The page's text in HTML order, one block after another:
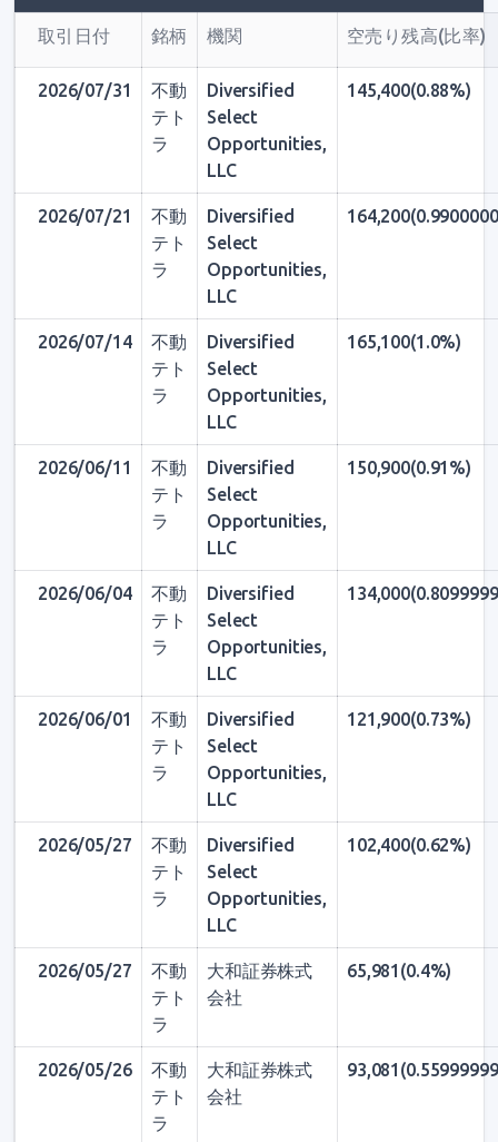
取引日付 銘柄 機関 空売り残高(比率)
2026/07/31
不動
テト
ラ
Diversified
Select
Opportunities,
LLC
145,400(0.88%)
2026/07/21
不動
テト
ラ
Diversified
Select
Opportunities,
LLC
2026/07/14
不動
テト
ラ
Diversified
Select
Opportunities,
LLC
165,100(1.0%)
2026/06/11
不動
テト
ラ
Diversified
Select
Opportunities,
LLC
150,900(0.91%)
2026/06/04
不動
テト
ラ
Diversified
Select
Opportunities,
LLC
2026/06/01
不動
テト
ラ
Diversified
Select
Opportunities,
LLC
121,900(0.73%)
2026/05/27
不動
テト
ラ
Diversified
Select
Opportunities,
LLC
102,400(0.62%)
2026/05/27
不動
テト
ラ
大和証券株式
会社
65,981(0.4%)
2026/05/26
不動
テト
ラ
大和証券株式
会社